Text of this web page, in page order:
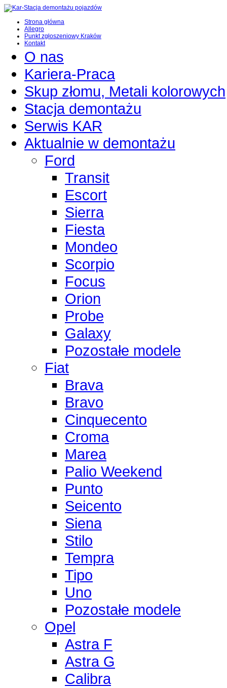
Strona główna
Allegro
Punkt zgłoszeniowy Kraków
Kontakt
O nas
Kariera-Praca
Skup złomu, Metali kolorowych
Stacja demontażu
Serwis KAR
Aktualnie w demontażu
Ford
Transit
Escort
Sierra
Fiesta
Mondeo
Scorpio
Focus
Orion
Probe
Galaxy
Pozostałe modele
Fiat
Brava
Bravo
Cinquecento
Croma
Marea
Palio Weekend
Punto
Seicento
Siena
Stilo
Tempra
Tipo
Uno
Pozostałe modele
Opel
Astra F
Astra G
Calibra